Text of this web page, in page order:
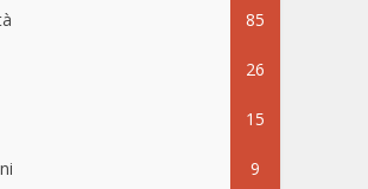
85
26
15
9